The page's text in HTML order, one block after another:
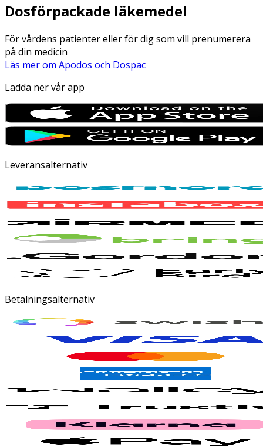
Dosförpackade läkemedel
För vårdens patienter eller för dig som vill prenumerera
på din medicin
Läs mer om Apodos och Dospac
Ladda ner vår app
Leveransalternativ
Betalningsalternativ